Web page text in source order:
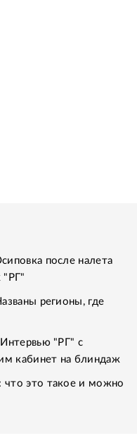
после налета
"РГ"
регионы, где
"РГ" с
кабинет на блиндаж
это такое и можно